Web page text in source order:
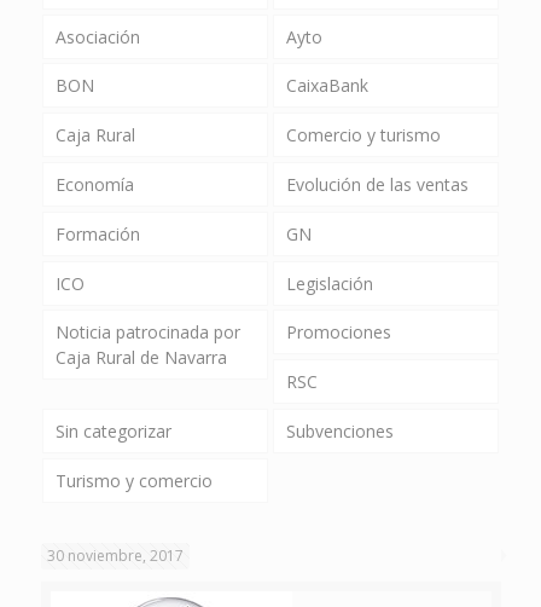
Asociación Ayto
BON CaixaBank
Caja Rural Comercio y turismo
Economía Evolución de las ventas
Formación GN
ICO Legislación
Noticia patrocinada por
Caja Rural de Navarra
Promociones
RSC
Sin categorizar Subvenciones
Turismo y comercio
30 noviembre, 2017